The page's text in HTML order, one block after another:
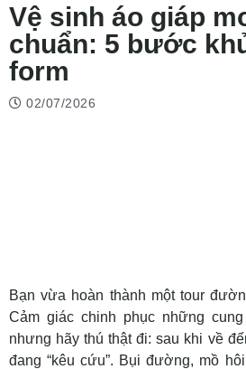
Vệ sinh áo giáp
chuẩn: 5 bước
form
02/07/2026
Bạn vừa hoàn thành một tour
Cảm giác chinh phục những
nhưng hãy thú thật đi: sau khi về
đang “kêu cứu”. Bụi đường, mồ